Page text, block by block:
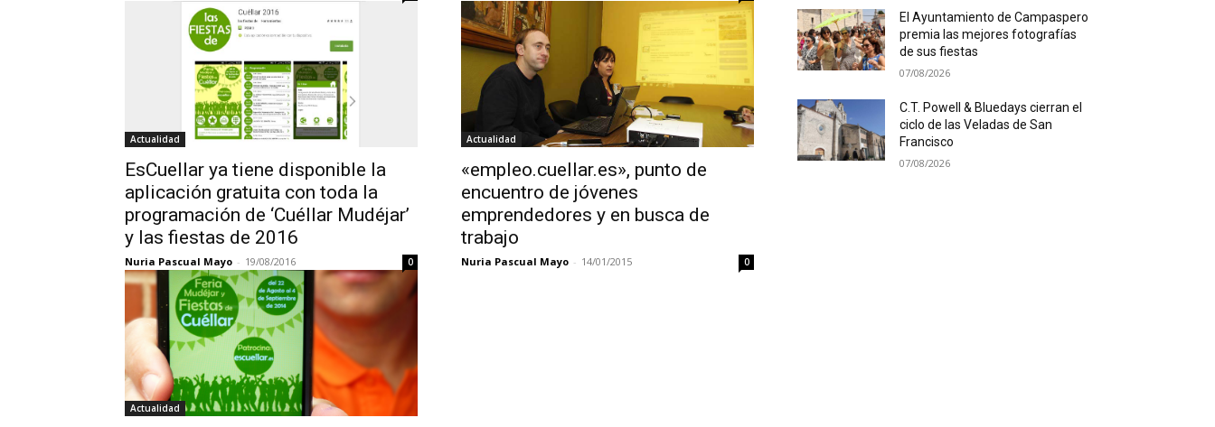
Actualidad
EsCuellar ya tiene disponible la
aplicación gratuita con toda la
programación de ‘Cuéllar Mudéjar’
y las fiestas de 2016
Nuria Pascual Mayo - 19/08/2016 0
Actualidad
«empleo.cuellar.es», punto de
encuentro de jóvenes
emprendedores y en busca de
trabajo
Nuria Pascual Mayo - 14/01/2015 0
Actualidad
El Ayuntamiento de Campaspero
premia las mejores fotografías
de sus fiestas
07/08/2026
C.T. Powell & Bluedays cierran el
ciclo de las Veladas de San
Francisco
07/08/2026